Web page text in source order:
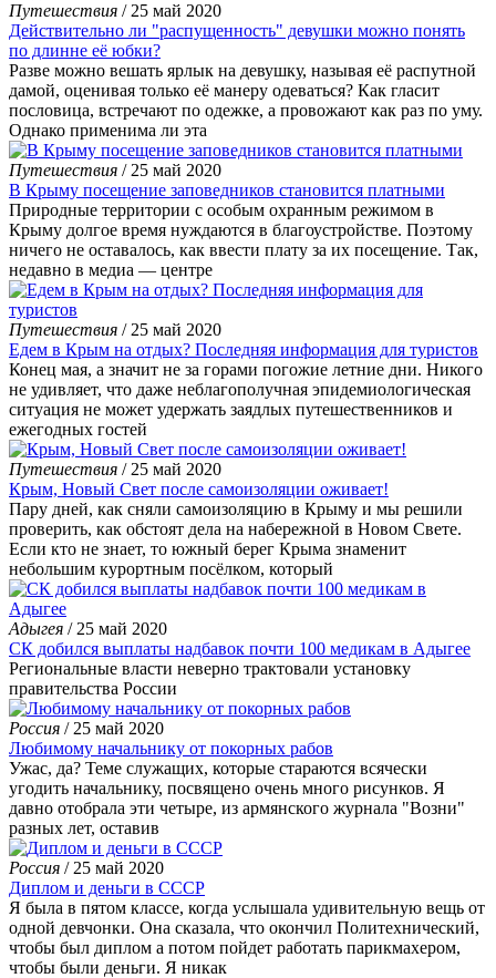
Путешествия / 25 май 2020
Действительно ли "распущенность" девушки можно понять
по длинне её юбки?
Разве можно вешать ярлык на девушку, называя её распутной
дамой, оценивая только её манеру одеваться? Как гласит
пословица, встречают по одежке, а провожают как раз по уму.
Однако применима ли эта
Путешествия / 25 май 2020
В Крыму посещение заповедников становится платными
Природные территории с особым охранным режимом в
Крыму долгое время нуждаются в благоустройстве. Поэтому
ничего не оставалось, как ввести плату за их посещение. Так,
недавно в медиа — центре
Путешествия / 25 май 2020
Едем в Крым на отдых? Последняя информация для туристов
Конец мая, а значит не за горами погожие летние дни. Никого
не удивляет, что даже неблагополучная эпидемиологическая
ситуация не может удержать заядлых путешественников и
ежегодных гостей
Путешествия / 25 май 2020
Крым, Новый Свет после самоизоляции оживает!
Пару дней, как сняли самоизоляцию в Крыму и мы решили
проверить, как обстоят дела на набережной в Новом Свете.
Если кто не знает, то южный берег Крыма знаменит
небольшим курортным посёлком, который
Адыгея / 25 май 2020
СК добился выплаты надбавок почти 100 медикам в Адыгее
Региональные власти неверно трактовали установку
правительства России
Россия / 25 май 2020
Любимому начальнику от покорных рабов
Ужас, да? Теме служащих, которые стараются всячески
угодить начальнику, посвящено очень много рисунков. Я
давно отобрала эти четыре, из армянского журнала "Возни"
разных лет, оставив
Россия / 25 май 2020
Диплом и деньги в СССР
Я была в пятом классе, когда услышала удивительную вещь от
одной девчонки. Она сказала, что окончил Политехнический,
чтобы был диплом а потом пойдет работать парикмахером,
чтобы были деньги. Я никак